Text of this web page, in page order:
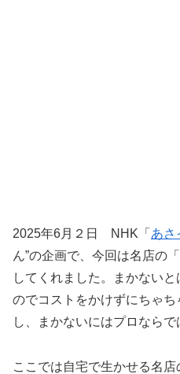
2025年6月２日 NHK「 あさ
ん”の企画で、今回は名店の
してくれました。まかない
のでコストをかけずにちゃ
し、まかないにはプロならで
ここでは自宅で生かせる名